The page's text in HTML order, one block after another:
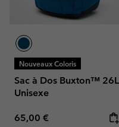
Nouveaux Coloris
Sac à Dos Buxton™ 26L
Unisexe
Regular price:
65,00 €